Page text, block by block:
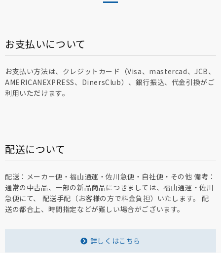
お支払いについて
お支払い方法は、クレジットカード（Visa、mastercad、JCB、
AMERICANEXPRESS、DinersClub）、銀行振込、代金引換がご
利用いただけます。
配送について
配送：メーカー便・福山通運・佐川急便・自社便・その他 備考：
通常の中古品、一部の新品商品につきましては、福山通運・佐川
急便にて、 配送手配（お客様の方で料金負担）いたします。 配
送の都合上、時間指定などが難しい場合がございます。
詳しくはこちら